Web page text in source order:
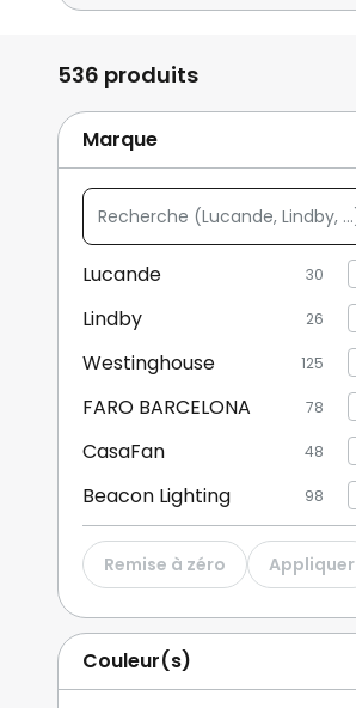
Marque
Recherche
(Lucande,
Lindby,
Lucande 30
Lindby 26
Westinghouse 125
FARO BARCELONA 78
CasaFan 48
Beacon Lighting 98
Mantra Iluminación 37
JUST LIGHT. GmbH 5
Briloner 3
KICHLER
Remise à zéro Appliquer
Couleur(s)
536 produits